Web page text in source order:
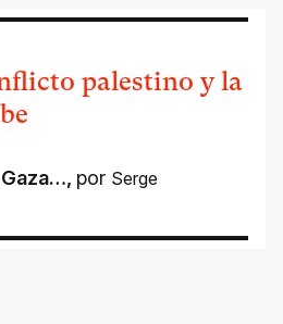
palestino y la
, por Serge